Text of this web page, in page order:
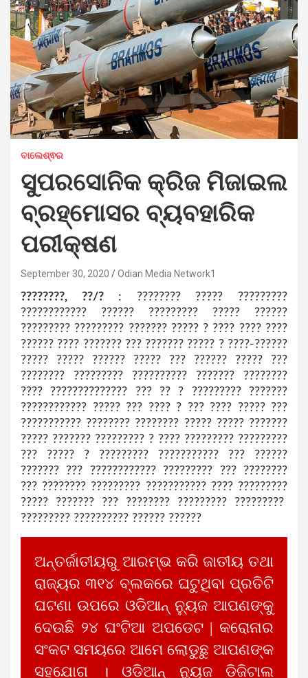
ବାଲେଶ୍ଵର
ସୁପରସୋନିକ କ୍ରିଜ ମିଜାଇଲ
ବ୍ରହ୍ମୋସର ବ୍ୟବହାରିକ
ପରୀକ୍ଷଣ
September 30, 2020 Odian Media Network1
????????, ??/?: ???????? ????? ?????????
???????????? ?????? ????????? ????? ??????
????????? ????????? ??????? ????? ? ???? ???? ????
?????? ???? ??????? ??? ??????? ????? ? ????-??????
????? ????? ?????? ????? ??? ?????? ????? ???
???????? ????????? ?????????? ??????? ????????
???? ?????????????? ??? ?? ? ????????? ???????
???????????? ????? ??? ???? ? ??? ???? ????? ???
??????????? ???????? ???????? ????? ????? ???????
????? ??????? ????????? ? ???? ????????? ?????????
??? ????? ? ????????? ??????????? ??? ??????
??????? ??? ???????????? ????????? ??? ????????
??? ???????? ????????? ??????????? ???? ?????????
????? ??????? ??? ???????? ????????? ?????????
????????? ?????????? ?????? ??????
ଅନ୍ତର୍ଜାତୀୟରୁ ଆରମ୍ଭ କରି ଜାତୀୟ ତଥା
ରାଜ୍ୟର ୩୧୪ ବ୍ଲକରେ ଘଟୁଥିବା ପ୍ରତିଟି
ଘଟଣା ଉପରେ ଓଡିଆନ୍ ନ୍ୟୁଜ ଆପଣଙ୍କୁ
ଦେଉଛି ୨୪ ଘଂଟିଆ ଅପଡେଟ | କରୋନାର
ସଂକଟ ସମୟରେ ଆମେ ଲୋଡୁଛୁ ଆପଣଙ୍କ
ସହଯୋଗ । ଓଡିଆନ୍ ନ୍ୟୁଜ ଡିଜିଟାଲ